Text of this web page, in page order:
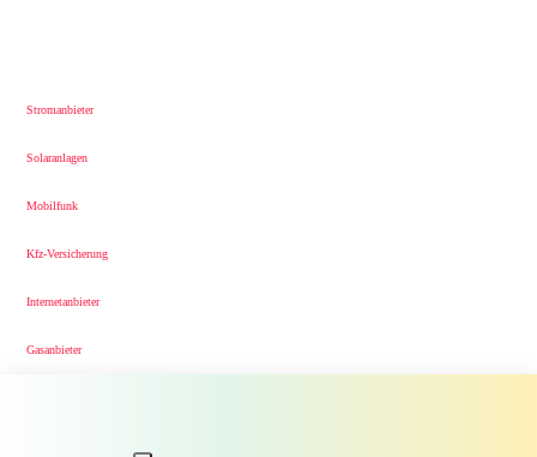
Stromanbieter
Solaranlagen
Mobilfunk
Kfz-Versicherung
Internetanbieter
Gasanbieter